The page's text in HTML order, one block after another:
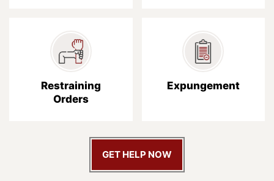
Restraining
Orders
Expungement
GET HELP NOW